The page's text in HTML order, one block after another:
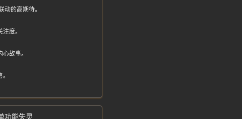
的高期待。
度。
故事。
功能失灵